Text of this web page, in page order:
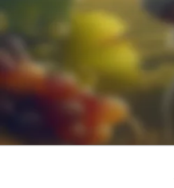
Aller
au
contenu
principal